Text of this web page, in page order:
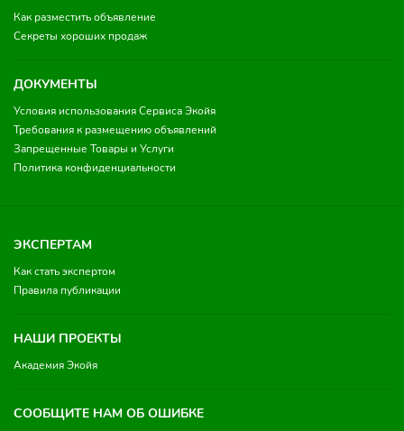
Как разместить объявление
Секреты хороших продаж
ДОКУМЕНТЫ
Условия использования Сервиса Экойя
Требования к размещению объявлений
Запрещенные Товары и Услуги
Политика конфиденциальности
ЭКСПЕРТАМ
Как стать экспертом
Правила публикации
НАШИ ПРОЕКТЫ
Академия Экойя
СООБЩИТЕ НАМ ОБ ОШИБКЕ